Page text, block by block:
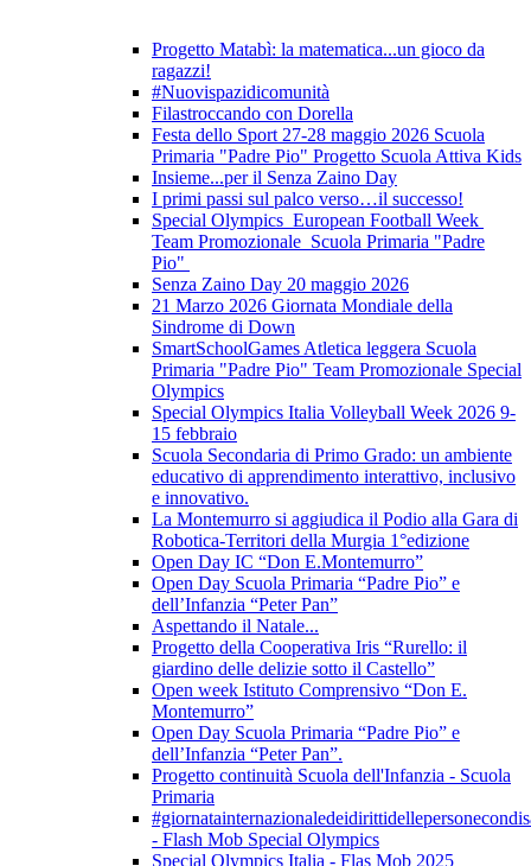
Progetto Matabì: la matematica...un gioco da
ragazzi!
#Nuovispazidicomunità
Filastroccando con Dorella
Festa dello Sport 27-28 maggio 2026 Scuola
Primaria "Padre Pio" Progetto Scuola Attiva Kids
Insieme...per il Senza Zaino Day
I primi passi sul palco verso…il successo!
Special Olympics European Football Week
Team Promozionale Scuola Primaria "Padre
Pio"
Senza Zaino Day 20 maggio 2026
21 Marzo 2026 Giornata Mondiale della
Sindrome di Down
SmartSchoolGames Atletica leggera Scuola
Primaria "Padre Pio" Team Promozionale Special
Olympics
Special Olympics Italia Volleyball Week 2026 9-
15 febbraio
Scuola Secondaria di Primo Grado: un ambiente
educativo di apprendimento interattivo, inclusivo
e innovativo.
La Montemurro si aggiudica il Podio alla Gara di
Robotica-Territori della Murgia 1°edizione
Open Day IC “Don E.Montemurro”
Open Day Scuola Primaria “Padre Pio” e
dell’Infanzia “Peter Pan”
Aspettando il Natale...
Progetto della Cooperativa Iris “Rurello: il
giardino delle delizie sotto il Castello”
Open week Istituto Comprensivo “Don E.
Montemurro”
Open Day Scuola Primaria “Padre Pio” e
dell’Infanzia “Peter Pan”.
Progetto continuità Scuola dell'Infanzia - Scuola
Primaria
- Flash Mob Special Olympics
Special Olympics Italia - Flas Mob 2025